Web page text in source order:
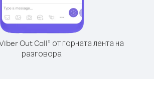
Out Call” от горната лента на
разговора